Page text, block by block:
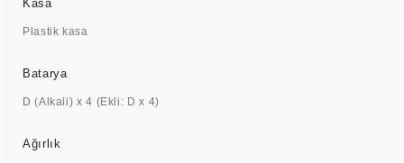
Kasa
Plastik kasa
Batarya
D (Alkali) x 4 (Ekli: D x 4)
Ağırlık